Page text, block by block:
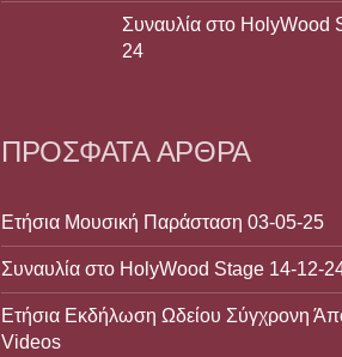
Συναυλία στο HolyWood
24
ΠΡΌΣΦΑΤΑ ΆΡΘΡΑ
Ετήσια Μουσική Παράσταση 03-05-25
Συναυλία στο HolyWood Stage 14-12-
Ετήσια Εκδήλωση Ωδείου Σύγχρονη
Videos